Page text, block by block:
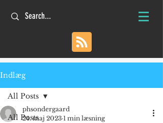
Indlæg
All Posts
All Posts
phsondergaard
24. maj 2023 1 min læsning